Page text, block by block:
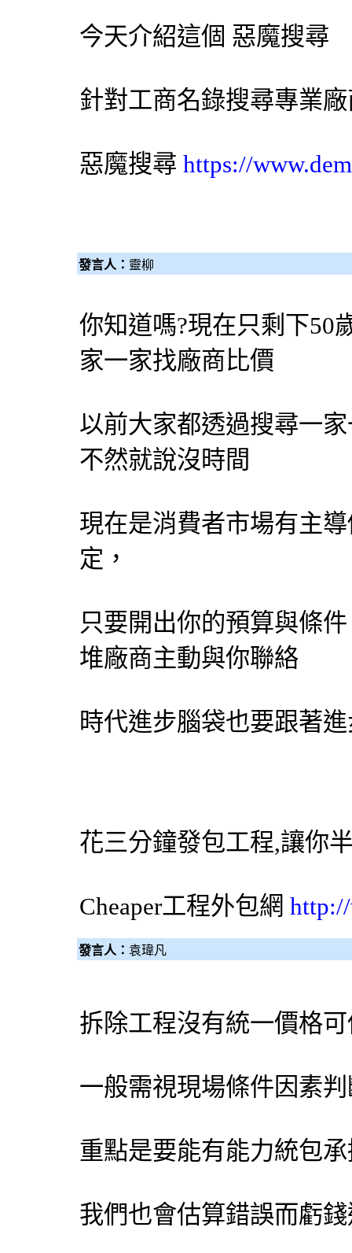
今天介紹這個 惡魔搜尋
針對工商名錄搜尋專業
惡魔搜尋 https://
發言人： 靈柳
你知道嗎?現在只剩下50
家一家找廠商比價
以前大家都透過搜尋一
不然就說沒時間
現在是消費者市場有主
定，
只要開出你的預算與條
堆廠商主動與你聯絡
時代進步腦袋也要跟著
花三分鐘發包工程,讓你
Cheaper工程外包網
發言人： 袁瑋凡
拆除工程沒有統一價格
一般需視現場條件因素
重點是要能有能力統包
我們也會估算錯誤而虧